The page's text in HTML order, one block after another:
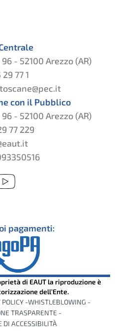
- 52100 Arezzo (AR)
77 1
con il Pubblico
- 52100 Arezzo (AR)
77 229
pagamenti:
di EAUT la riproduzione è
dell’Ente.
POLICY -WHISTLEBLOWING -
TRASPARENTE -
DI ACCESSIBILITÀ